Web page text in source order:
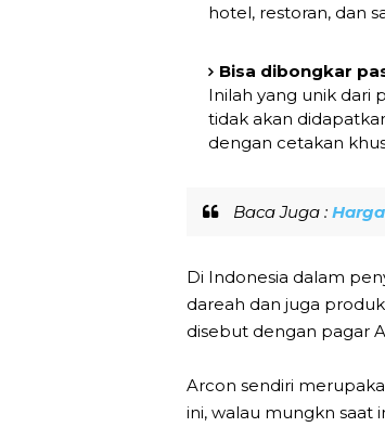
hotel, restoran, dan
Bisa dibongkar
Inilah yang unik dari
tidak akan
dengan cetakan
Baca Juga :
Di Indonesia dalam
dareah dan juga
disebut dengan pagar
Arcon sendiri
ini, walau mungkn saat